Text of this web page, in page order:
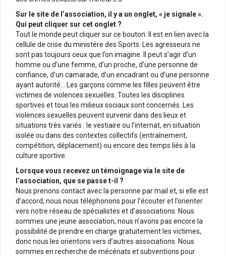
Sur le site de l’association, il y a un onglet, « je signale ».
Qui peut cliquer sur cet onglet ?
Tout le monde peut cliquer sur ce bouton. Il est en lien avec la
cellule de crise du ministère des Sports. Les agresseurs ne
sont pas toujours ceux que l’on imagine. Il peut s’agir d’un
homme ou d’une femme, d’un proche, d’une personne de
confiance, d’un camarade, d’un encadrant ou d’une personne
ayant autorité… Les garçons comme les filles peuvent être
victimes de violences sexuelles. Toutes les disciplines
sportives et tous les milieux sociaux sont concernés. Les
violences sexuelles peuvent survenir dans des lieux et
situations très variés : le vestiaire ou l’internat, en situation
isolée ou dans des contextes collectifs (entraînement,
compétition, déplacement) ou encore des temps liés à la
culture sportive.
Lorsque vous recevez un témoignage via le site de
l’association, que se passe t-il ?
Nous prenons contact avec la personne par mail et, si elle est
d’accord, nous nous téléphonons pour l’écouter et l’orienter
vers notre réseau de spécialistes et d’associations. Nous
sommes une jeune association, nous n’avons pas encore la
possibilité de prendre en charge gratuitement les victimes,
donc nous les orientons vers d’autres associations. Nous
sommes en recherche de mécénats et subventions pour